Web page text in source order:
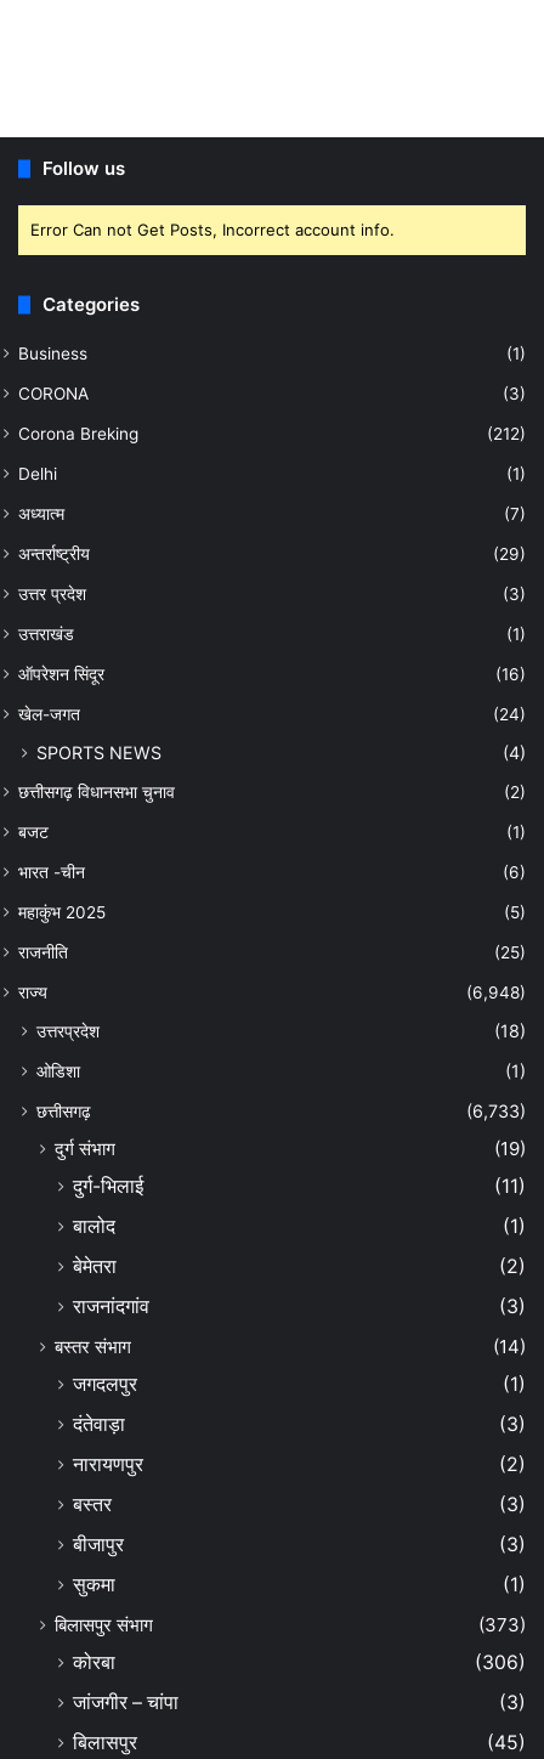
Follow us
Error Can not Get Posts, Incorrect account info.
Categories
Business (1)
CORONA (3)
Corona Breking (212)
Delhi (1)
अध्यात्म (7)
अन्तर्राष्ट्रीय (29)
उत्तर प्रदेश (3)
उत्तराखंड (1)
ऑपरेशन सिंदूर (16)
खेल-जगत (24)
SPORTS NEWS (4)
छत्तीसगढ़ विधानसभा चुनाव (2)
बजट (1)
भारत -चीन (6)
महाकुंभ 2025 (5)
राजनीति (25)
राज्य (6,948)
उत्तरप्रदेश
(18)
ओडिशा
(1)
छत्तीसगढ़
(6,733)
दुर्ग संभाग
(19)
दुर्ग-भिलाई
(11)
बालोद
(1)
बेमेतरा
(2)
राजनांदगांव
(3)
बस्तर संभाग
(14)
जगदलपुर
(1)
दंतेवाड़ा
(3)
नारायणपुर
(2)
बस्तर
(3)
बीजापुर
(3)
सुकमा
(1)
बिलासपुर संभाग
(373)
कोरबा
(306)
जांजगीर – चांपा
(3)
बिलासपुर
(45)